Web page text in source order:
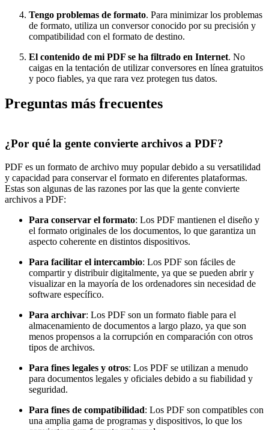
Tengo problemas de formato. Para minimizar los problemas
de formato, utiliza un conversor conocido por su precisión y
compatibilidad con el formato de destino.
El contenido de mi PDF se ha filtrado en Internet. No
caigas en la tentación de utilizar conversores en línea gratuitos
y poco fiables, ya que rara vez protegen tus datos.
Preguntas más frecuentes
¿Por qué la gente convierte archivos a PDF?
PDF es un formato de archivo muy popular debido a su versatilidad
y capacidad para conservar el formato en diferentes plataformas.
Estas son algunas de las razones por las que la gente convierte
archivos a PDF:
Para conservar el formato: Los PDF mantienen el diseño y
el formato originales de los documentos, lo que garantiza un
aspecto coherente en distintos dispositivos.
Para facilitar el intercambio: Los PDF son fáciles de
compartir y distribuir digitalmente, ya que se pueden abrir y
visualizar en la mayoría de los ordenadores sin necesidad de
software específico.
Para archivar: Los PDF son un formato fiable para el
almacenamiento de documentos a largo plazo, ya que son
menos propensos a la corrupción en comparación con otros
tipos de archivos.
Para fines legales y otros: Los PDF se utilizan a menudo
para documentos legales y oficiales debido a su fiabilidad y
seguridad.
Para fines de compatibilidad: Los PDF son compatibles con
una amplia gama de programas y dispositivos, lo que los